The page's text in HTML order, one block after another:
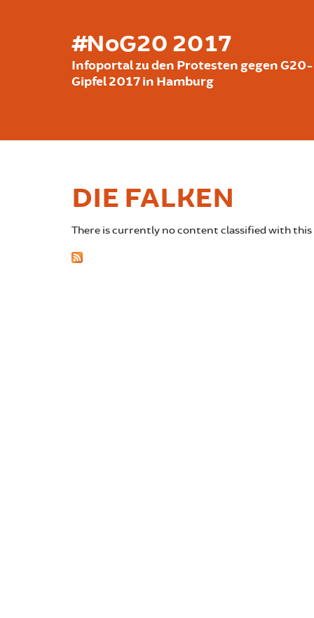
#NoG20 2017
Infoportal zu den Protesten gegen G20-
Gipfel 2017 in Hamburg
DIE FALKEN
There is currently no content classified with